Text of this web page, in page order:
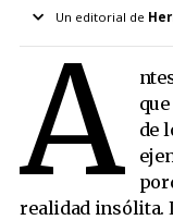
Un editorial de
A
de
realidad insólita.